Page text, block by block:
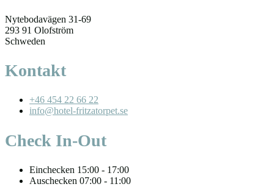
Nytebodavägen 31-69
293 91 Olofström
Schweden
Kontakt
+46 454 22 66 22
info@hotel-fritzatorpet.se
Check In-Out
Einchecken 15:00 - 17:00
Auschecken 07:00 - 11:00